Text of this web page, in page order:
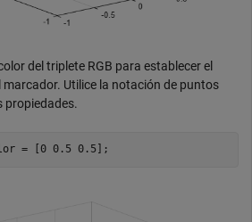
del triplete RGB para establecer el
marcador. Utilice la notación de puntos
propiedades.
= [0 0.5 0.5];